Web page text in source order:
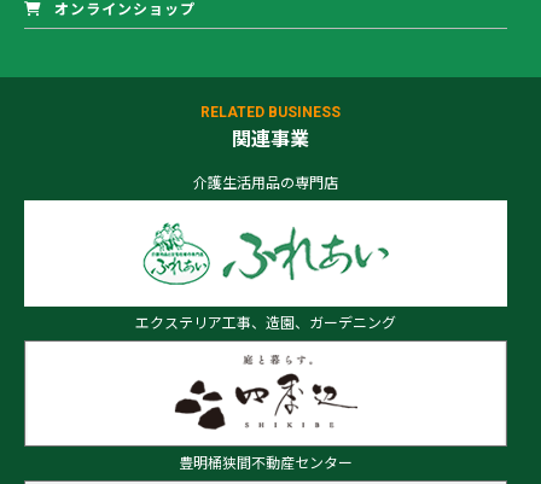
オンラインショップ
RELATED BUSINESS
関連事業
介護生活用品の専門店
エクステリア工事、造園、ガーデニング
豊明桶狭間不動産センター